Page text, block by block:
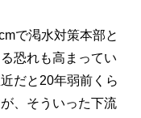
で渇水対策本部と
恐れも高まってい
だと20年弱前くら
、そういった下流